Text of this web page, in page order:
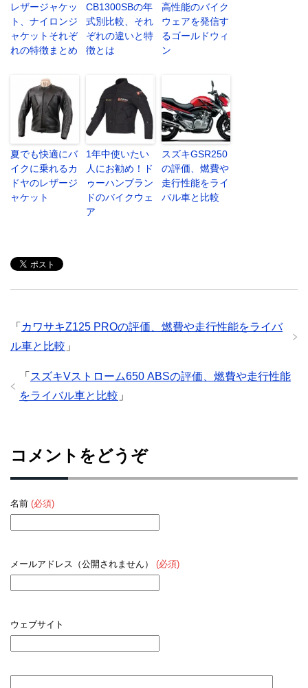
レザージャケッ
ト、ナイロンジ
ャケットそれぞ
れの特徴まとめ
CB1300SBの年
式別比較、それ
ぞれの違いと特
徴とは
高性能のバイク
ウェアを発信す
るゴールドウィ
ン
夏でも快適にバ
イクに乗れるカ
ドヤのレザージ
ャケット
1年中使いたい
人にお勧め！ド
ゥーハンブラン
ドのバイクウェ
ア
スズキGSR250
の評価、燃費や
走行性能をライ
バル車と比較
「 カワサキZ125 PROの評価、燃費や走行性能をライバ
ル車と比較 」
「 スズキVストローム650 ABSの評価、燃費や走行性能
をライバル車と比較 」
コメントをどうぞ
名前 (必須)
メールアドレス（公開されません） (必須)
ウェブサイト